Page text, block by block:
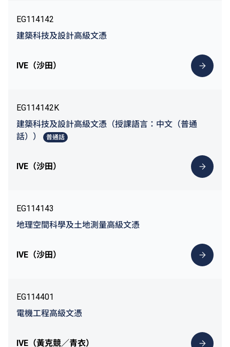
EG114142
建築科技及設計高級文憑
IVE（沙田）
EG114142K
建築科技及設計高級文憑（授課語言：中文（普通
話））
普通話
IVE（沙田）
EG114143
地理空間科學及土地測量高級文憑
IVE（沙田）
EG114401
電機工程高級文憑
IVE（黃克競／青衣）